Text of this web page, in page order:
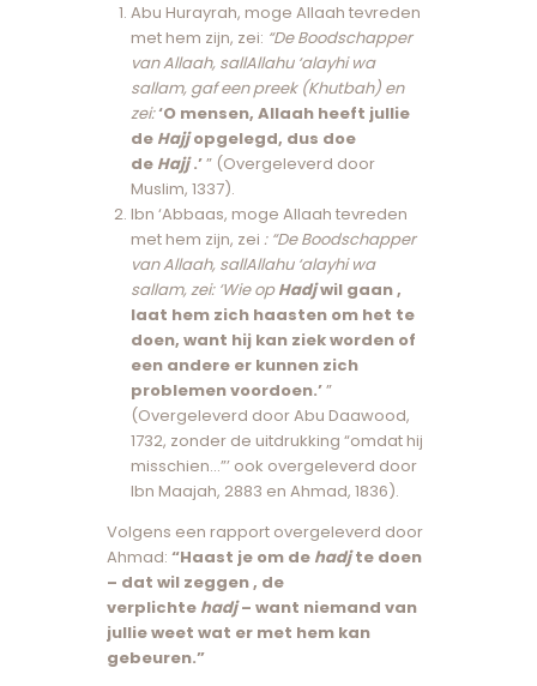
Abu Hurayrah, moge Allaah tevreden
met hem zijn, zei: “De Boodschapper
van Allaah, sallAllahu ‘alayhi wa
sallam, gaf een preek (Khutbah) en
zei:‘O mensen, Allaah heeft jullie
de Hajjopgelegd, dus doe
de Hajj.’” (Overgeleverd door
Muslim, 1337).
Ibn ‘Abbaas, moge Allaah tevreden
met hem zijn, zei : “De Boodschapper
van Allaah, sallAllahu ‘alayhi wa
sallam, zei: ‘Wie opHadjwil gaan ,
laat hem zich haasten om het te
doen, want hij kan ziek worden of
een andere er kunnen zich
problemen voordoen.’”
(Overgeleverd door Abu Daawood,
1732, zonder de uitdrukking “omdat hij
misschien…”’ ook overgeleverd door
Ibn Maajah, 2883 en Ahmad, 1836).
Volgens een rapport overgeleverd door
Ahmad: “Haast je om de hadjte doen
– dat wil zeggen , de
verplichte hadj– want niemand van
jullie weet wat er met hem kan
gebeuren.”